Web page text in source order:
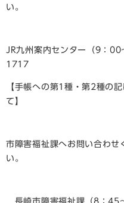
JR九州案内センター（9
1717
【手帳への第1種・第2種の
市障害福祉課へお問い合わせ
長崎市障害福祉課（8：